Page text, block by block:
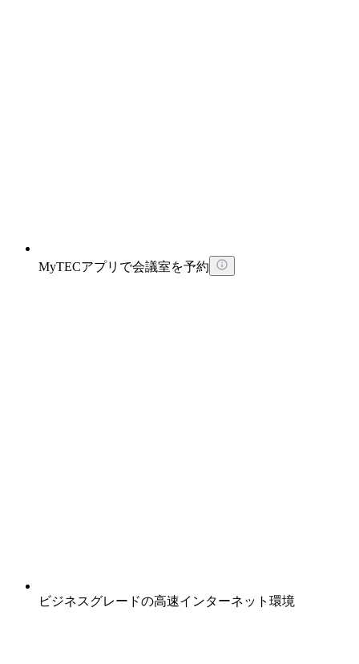
MyTECアプリで会議室を予約
ビジネスグレードの高速インターネット環境